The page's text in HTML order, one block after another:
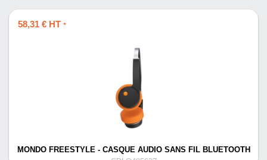
58,31 € HT *
MONDO FREESTYLE - CASQUE AUDIO SANS FIL BLUETOOTH